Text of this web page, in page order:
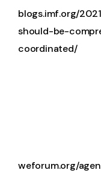
blogs.imf.org/
should-be-
coordinated/
weforum.org/